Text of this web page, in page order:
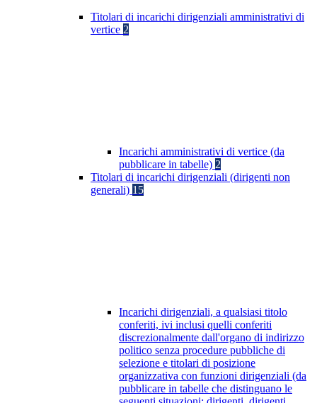
Titolari di incarichi dirigenziali amministrativi di
vertice 2
Incarichi amministrativi di vertice (da
pubblicare in tabelle) 2
Titolari di incarichi dirigenziali (dirigenti non
generali) 15
Incarichi dirigenziali, a qualsiasi titolo
conferiti, ivi inclusi quelli conferiti
discrezionalmente dall'organo di indirizzo
politico senza procedure pubbliche di
selezione e titolari di posizione
organizzativa con funzioni dirigenziali (da
pubblicare in tabelle che distinguano le